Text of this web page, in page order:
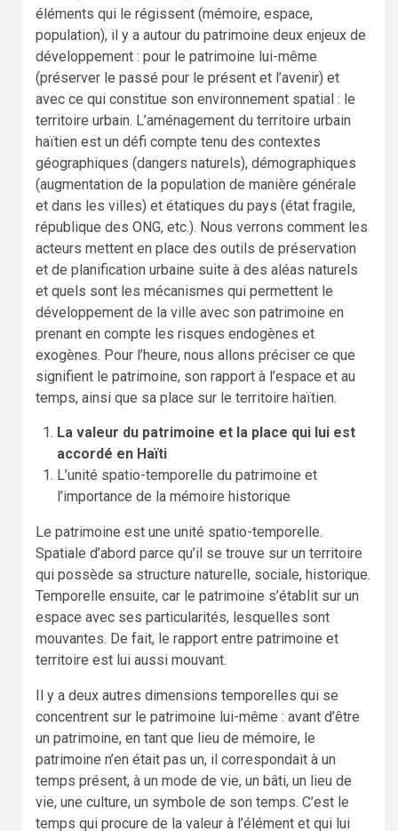
éléments qui le régissent (mémoire, espace,
population), il y a autour du patrimoine deux enjeux de
développement : pour le patrimoine lui-même
(préserver le passé pour le présent et l’avenir) et
avec ce qui constitue son environnement spatial : le
territoire urbain. L’aménagement du territoire urbain
haïtien est un défi compte tenu des contextes
géographiques (dangers naturels), démographiques
(augmentation de la population de manière générale
et dans les villes) et étatiques du pays (état fragile,
république des ONG, etc.). Nous verrons comment les
acteurs mettent en place des outils de préservation
et de planification urbaine suite à des aléas naturels
et quels sont les mécanismes qui permettent le
développement de la ville avec son patrimoine en
prenant en compte les risques endogènes et
exogènes. Pour l’heure, nous allons préciser ce que
signifient le patrimoine, son rapport à l’espace et au
temps, ainsi que sa place sur le territoire haïtien.
La valeur du patrimoine et la place qui lui est
accordé en Haïti
L’unité spatio-temporelle du patrimoine et
l’importance de la mémoire historique
Le patrimoine est une unité spatio-temporelle.
Spatiale d’abord parce qu’il se trouve sur un territoire
qui possède sa structure naturelle, sociale, historique.
Temporelle ensuite, car le patrimoine s’établit sur un
espace avec ses particularités, lesquelles sont
mouvantes. De fait, le rapport entre patrimoine et
territoire est lui aussi mouvant.
Il y a deux autres dimensions temporelles qui se
concentrent sur le patrimoine lui-même : avant d’être
un patrimoine, en tant que lieu de mémoire, le
patrimoine n’en était pas un, il correspondait à un
temps présent, à un mode de vie, un bâti, un lieu de
vie, une culture, un symbole de son temps. C’est le
temps qui procure de la valeur à l’élément et qui lui